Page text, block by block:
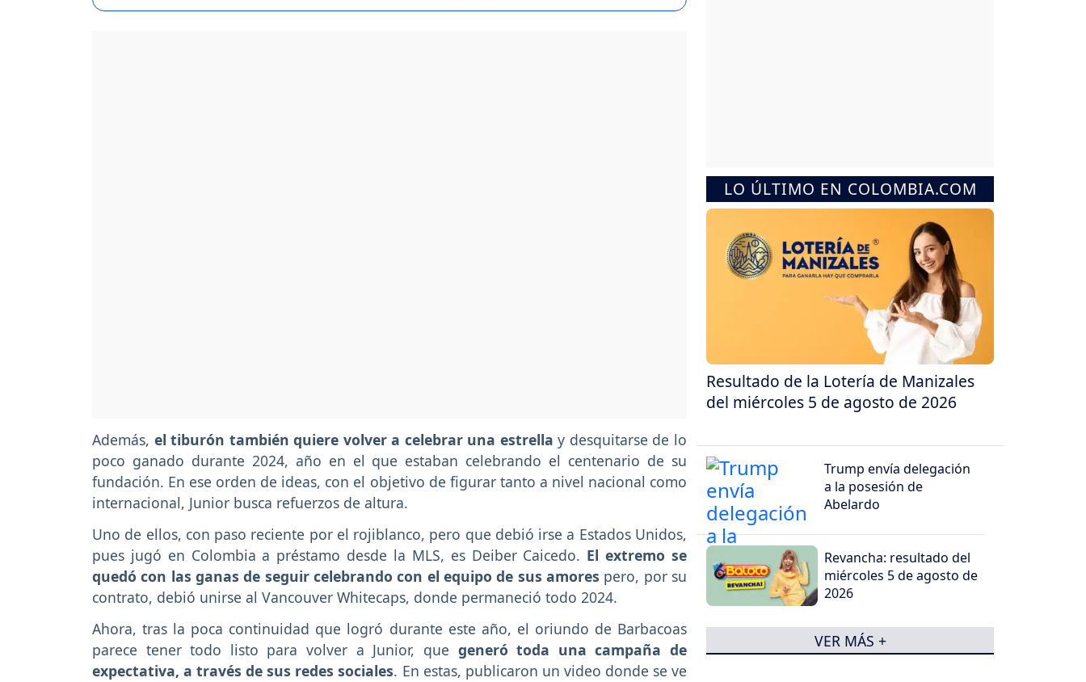
Además, el tiburón también quiere volver a celebrar una estrella y desquitarse de lo
poco ganado durante 2024, año en el que estaban celebrando el centenario de su
fundación. En ese orden de ideas, con el objetivo de figurar tanto a nivel nacional como
internacional, Junior busca refuerzos de altura.
Uno de ellos, con paso reciente por el rojiblanco, pero que debió irse a Estados Unidos,
pues jugó en Colombia a préstamo desde la MLS, es Deiber Caicedo. El extremo se
quedó con las ganas de seguir celebrando con el equipo de sus amores pero, por su
contrato, debió unirse al Vancouver Whitecaps, donde permaneció todo 2024.
Ahora, tras la poca continuidad que logró durante este año, el oriundo de Barbacoas
parece tener todo listo para volver a Junior, que generó toda una campaña de
expectativa, a través de sus redes sociales. En estas, publicaron un video donde se ve
LO ÚLTIMO EN COLOMBIA.COM
Resultado de la Lotería de Manizales
del miércoles 5 de agosto de 2026
Trump envía delegación
a la posesión de
Abelardo
Revancha: resultado del
miércoles 5 de agosto de
2026
VER MÁS +